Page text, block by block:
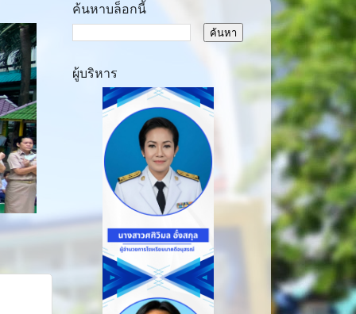
ค้นหาบล็อกนี้
ผู้บริหาร